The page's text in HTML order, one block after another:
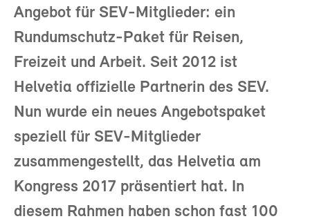
Angebot für SEV-Mitglieder: ein
Rundumschutz-Paket für Reisen,
Freizeit und Arbeit. Seit 2012 ist
Helvetia offizielle Partnerin des SEV.
Nun wurde ein neues Angebotspaket
speziell für SEV-Mitglieder
zusammengestellt, das Helvetia am
Kongress 2017 präsentiert hat. In
diesem Rahmen haben schon fast 100